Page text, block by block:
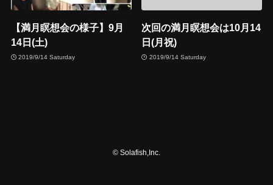
【満月瞑想会の様子】9月
14日(土)
2019/9/14 Saturday
次回の満月瞑想会は10月14
日(月祝)
2019/9/14 Saturday
© Solafish,Inc.